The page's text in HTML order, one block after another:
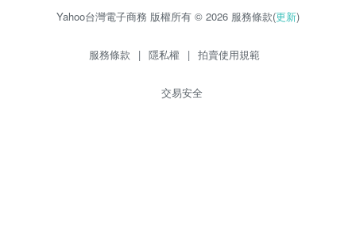
Yahoo台灣電子商務 版權所有 © 2026 服務條款(更新)
服務條款 | 隱私權 | 拍賣使用規範
交易安全